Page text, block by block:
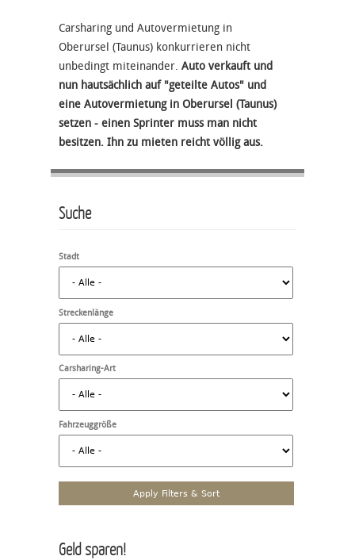
Carsharing und Autovermietung in
Oberursel (Taunus) konkurrieren nicht
unbedingt miteinander. Auto verkauft und
nun hautsächlich auf "geteilte Autos" und
eine Autovermietung in Oberursel (Taunus)
setzen - einen Sprinter muss man nicht
besitzen. Ihn zu mieten reicht völlig aus.
Suche
Stadt
Streckenlänge
Carsharing-Art
Fahrzeuggröße
Geld sparen!